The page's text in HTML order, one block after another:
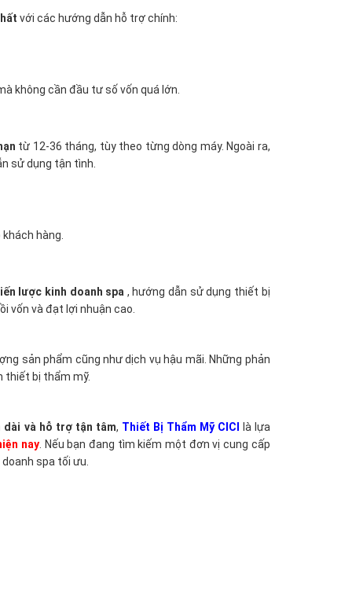
với các hướng dẫn hỗ trợ chính:
không cần đầu tư số vốn quá lớn.
từ 12-36 tháng, tùy theo từng dòng máy. Ngoài ra,
sử dụng tận tình.
hàng.
lược kinh doanh spa , hướng dẫn sử dụng thiết bị
vốn và đạt lợi nhuận cao.
sản phẩm cũng như dịch vụ hậu mãi. Những phản
thiết bị thẩm mỹ.
dài và hỗ trợ tận tâm, Thiết Bị Thẩm Mỹ CICI
là lựa
nay. Nếu bạn đang tìm kiếm một đơn vị cung cấp
spa tối ưu.